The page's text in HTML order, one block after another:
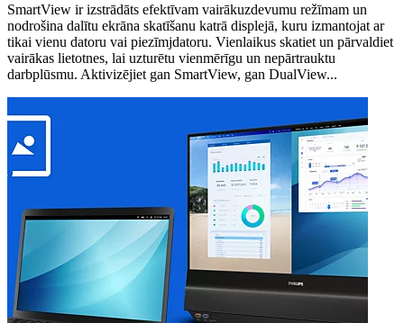
SmartView ir izstrādāts efektīvam vairākuzdevumu režīmam un
nodrošina dalītu ekrāna skatīšanu katrā displejā, kuru izmantojat ar
tikai vienu datoru vai piezīmjdatoru. Vienlaikus skatiet un pārvaldiet
vairākas lietotnes, lai uzturētu vienmērīgu un nepārtrauktu
darbplūsmu. Aktivizējiet gan SmartView, gan DualView...